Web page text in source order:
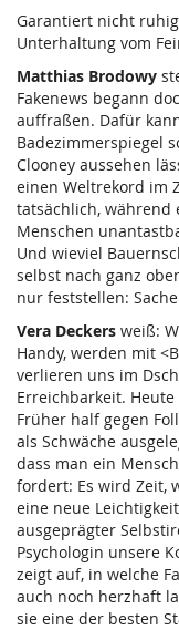
Garantiert nicht
Unterhaltung vom
Matthias Brodowy
Fakenews begann
auffraßen. Dafür
Badezimmerspiegel
Clooney aussehen
einen Weltrekord im
tatsächlich, während
Menschen
Und wieviel
selbst nach ganz
nur feststellen:
Vera Deckers weiß:
Handy, werden mit
verlieren uns im
Erreichbarkeit.
Früher half gegen
als Schwäche
dass man ein
fordert: Es wird Zeit,
eine neue
ausgeprägter
Psychologin unsere
zeigt auf, in welche
auch noch herzhaft
sie eine der besten